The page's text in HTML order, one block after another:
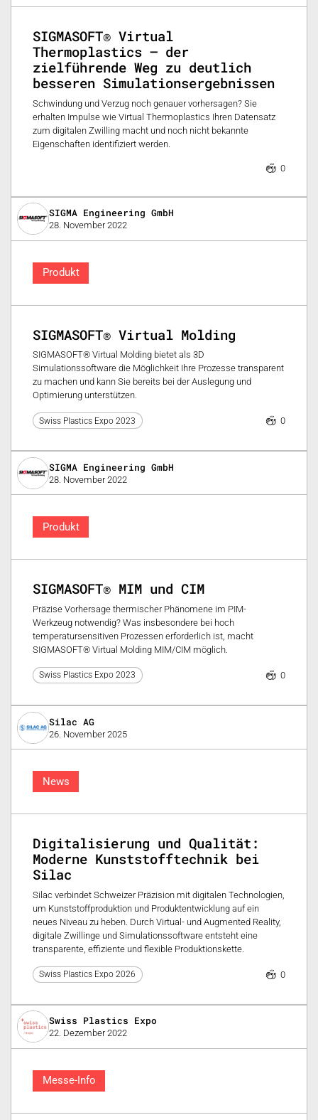
SIGMASOFT® Virtual
Thermoplastics – der
zielführende Weg zu deutlich
besseren Simulationsergebnissen
Schwindung und Verzug noch genauer vorhersagen? Sie
erhalten Impulse wie Virtual Thermoplastics Ihren Datensatz
zum digitalen Zwilling macht und noch nicht bekannte
Eigenschaften identifiziert werden.
0
SIGMA Engineering GmbH
28. November 2022
Produkt
SIGMASOFT® Virtual Molding
SIGMASOFT® Virtual Molding bietet als 3D
Simulationssoftware die Möglichkeit Ihre Prozesse transparent
zu machen und kann Sie bereits bei der Auslegung und
Optimierung unterstützen.
Swiss Plastics Expo 2023 0
SIGMA Engineering GmbH
28. November 2022
Produkt
SIGMASOFT® MIM und CIM
Präzise Vorhersage thermischer Phänomene im PIM-
Werkzeug notwendig? Was insbesondere bei hoch
temperatursensitiven Prozessen erforderlich ist, macht
SIGMASOFT® Virtual Molding MIM/CIM möglich.
Swiss Plastics Expo 2023 0
Silac AG
26. November 2025
News
Digitalisierung und Qualität:
Moderne Kunststofftechnik bei
Silac
Silac verbindet Schweizer Präzision mit digitalen Technologien,
um Kunststoffproduktion und Produktentwicklung auf ein
neues Niveau zu heben. Durch Virtual- und Augmented Reality,
digitale Zwillinge und Simulationssoftware entsteht eine
transparente, effiziente und flexible Produktionskette.
Swiss Plastics Expo 2026 0
Swiss Plastics Expo
22. Dezember 2022
Messe-Info